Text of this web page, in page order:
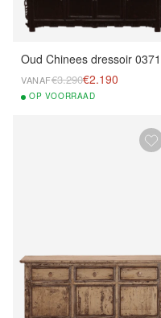
Oud Chinees dressoir
VANAF€3.290€2.190
OP VOORRAAD